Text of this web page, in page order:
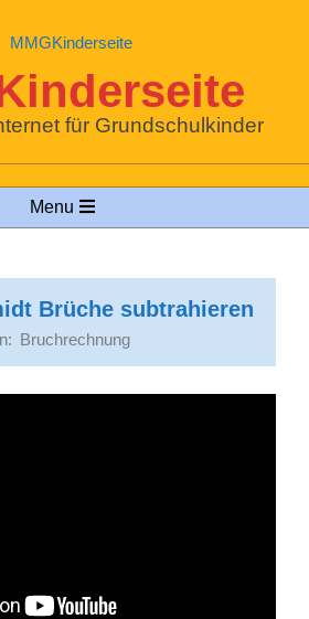
für Grundschulkinder
Menu
Brüche subtrahieren
Bruchrechnung